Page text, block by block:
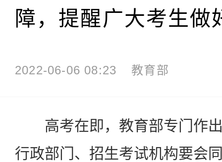
障，提醒广大考生做
2022-06-06 08:23 教育部
高考在即，教育部专门作出
行政部门、招生考试机构要会